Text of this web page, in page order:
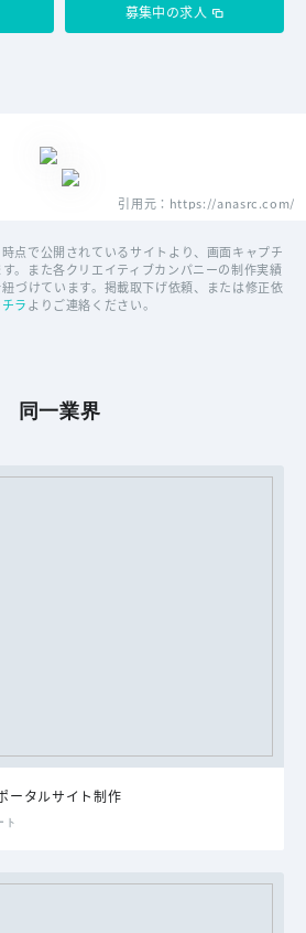
募集中の求人
引用元：https://anasrc.com/
点で公開されているサイトより、画面キャプチ
。また各クリエイティブカンパニーの制作実績
づけています。掲載取下げ依頼、または修正依
ラよりご連絡ください。
同一業界
ータルサイト制作
ト